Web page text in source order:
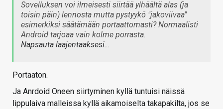
Sovelluksen voi ilmeisesti siirtää ylhäältä alas (ja
toisin päin) lennosta mutta pystyykö "jakoviivaa"
esimerkiksi säätämään portaattomasti? Normaalisti
Android tarjoaa vain kolme porrasta.
Napsauta laajentaaksesi…
Portaaton.
Ja Anrdoid Oneen siirtyminen kyllä tuntuisi näissä
lippulaiva malleissa kyllä aikamoiselta takapakilta, jos se